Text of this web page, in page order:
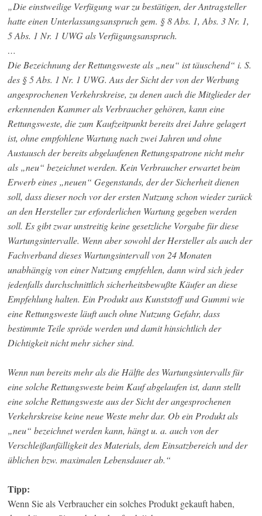
„Die einstweilige Verfügung war zu bestätigen, der Antragsteller
hatte einen Unterlassungsanspruch gem. § 8 Abs. 1, Abs. 3 Nr. 1,
5 Abs. 1 Nr. 1 UWG als Verfügungsanspruch.
…
Die Bezeichnung der Rettungsweste als „neu“ ist täuschend“ i. S.
des § 5 Abs. 1 Nr. 1 UWG. Aus der Sicht der von der Werbung
angesprochenen Verkehrskreise, zu denen auch die Mitglieder der
erkennenden Kammer als Verbraucher gehören, kann eine
Rettungsweste, die zum Kaufzeitpunkt bereits drei Jahre gelagert
ist, ohne empfohlene Wartung nach zwei Jahren und ohne
Austausch der bereits abgelaufenen Rettungspatrone nicht mehr
als „neu“ bezeichnet werden. Kein Verbraucher erwartet beim
Erwerb eines „neuen“ Gegenstands, der der Sicherheit dienen
soll, dass dieser noch vor der ersten Nutzung schon wieder zurück
an den Hersteller zur erforderlichen Wartung gegeben werden
soll. Es gibt zwar unstreitig keine gesetzliche Vorgabe für diese
Wartungsintervalle. Wenn aber sowohl der Hersteller als auch der
Fachverband dieses Wartungsintervall von 24 Monaten
unabhängig von einer Nutzung empfehlen, dann wird sich jeder
jedenfalls durchschnittlich sicherheitsbewußte Käufer an diese
Empfehlung halten. Ein Produkt aus Kunststoff und Gummi wie
eine Rettungsweste läuft auch ohne Nutzung Gefahr, dass
bestimmte Teile spröde werden und damit hinsichtlich der
Dichtigkeit nicht mehr sicher sind.
Wenn nun bereits mehr als die Hälfte des Wartungsintervalls für
eine solche Rettungsweste beim Kauf abgelaufen ist, dann stellt
eine solche Rettungsweste aus der Sicht der angesprochenen
Verkehrskreise keine neue Weste mehr dar. Ob ein Produkt als
„neu“ bezeichnet werden kann, hängt u. a. auch von der
Verschleißanfälligkeit des Materials, dem Einsatzbereich und der
üblichen bzw. maximalen Lebensdauer ab.“
Tipp:
Wenn Sie als Verbraucher ein solches Produkt gekauft haben,